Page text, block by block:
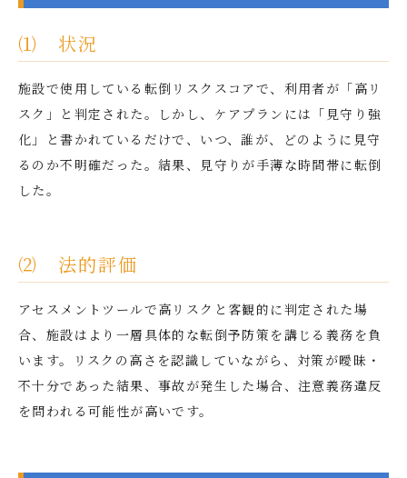
⑴ 状況
施設で使用している転倒リスクスコアで、利用者が「高リ
スク」と判定された。しかし、ケアプランには「見守り強
化」と書かれているだけで、いつ、誰が、どのように見守
るのか不明確だった。結果、見守りが手薄な時間帯に転倒
した。
⑵ 法的評価
アセスメントツールで高リスクと客観的に判定された場
合、施設はより一層具体的な転倒予防策を講じる義務を負
います。リスクの高さを認識していながら、対策が曖昧・
不十分であった結果、事故が発生した場合、注意義務違反
を問われる可能性が高いです。